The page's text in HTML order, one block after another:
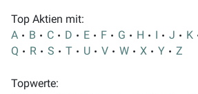
Top Aktien mit:
A
B C D E F G H I J K
Q
R S T U V W X Y Z
Topwerte: